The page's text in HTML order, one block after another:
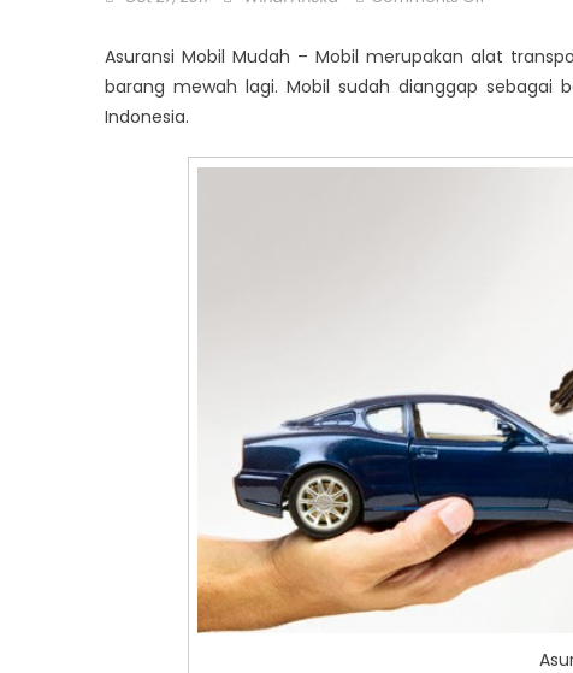
Asuransi
Mobil
Mudah
Asuransi Mobil Mudah – Mobil merupakan alat
barang mewah lagi. Mobil sudah dianggap sebagai
Indonesia.